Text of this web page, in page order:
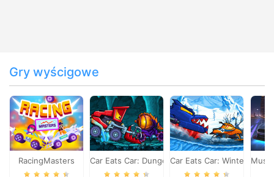
Gry wyścigowe
RacingMasters Car Eats Car: Dungeon Adventure
Car Eats Car: Winter